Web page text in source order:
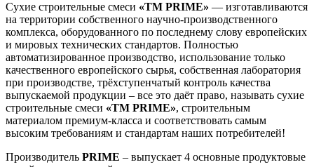
Сухие строительные смеси «TM PRIME» — изготавливаются
на территории собственного научно-производственного
комплекса, оборудованного по последнему слову европейских
и мировых технических стандартов. Полностью
автоматизированное производство, использование только
качественного европейского сырья, собственная лаборатория
при производстве, трёхступенчатый контроль качества
выпускаемой продукции – все это даёт право, называть сухие
строительные смеси «TM PRIME», строительным
материалом премиум-класса и соответствовать самым
высоким требованиям и стандартам наших потребителей!
Производитель PRIME – выпускает 4 основные продуктовые